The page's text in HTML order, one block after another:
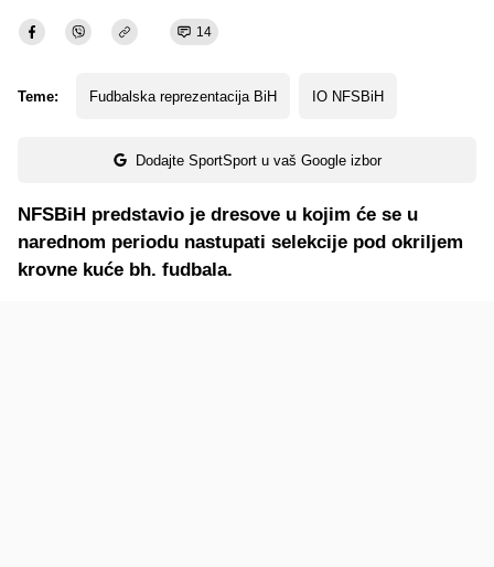
14
Teme: Fudbalska reprezentacija BiH IO NFSBiH
Dodajte SportSport u vaš Google izbor
NFSBiH predstavio je dresove u kojim će se u
narednom periodu nastupati selekcije pod okriljem
krovne kuće bh. fudbala.